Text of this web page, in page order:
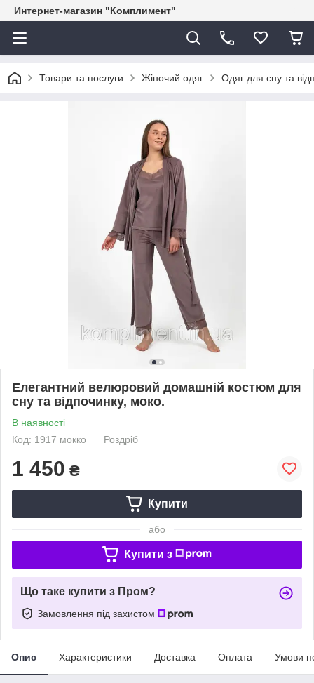
Интернет-магазин "Комплимент"
Товари та послуги Жіночий одяг Одяг для сну та
Елегантний велюровий домашній костюм для
сну та відпочинку, моко.
В наявності
Код: 1917 мокко
Роздріб
1 450 ₴
Купити
або
Купити з
Що таке купити з Пром?
Замовлення під захистом
Опис Характеристики Доставка Оплата Умови